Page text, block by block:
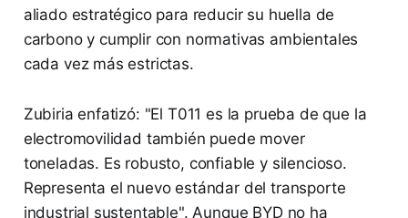
aliado estratégico para reducir su huella de
carbono y cumplir con normativas ambientales
cada vez más estrictas.
Zubiria enfatizó: "El T011 es la prueba de que la
electromovilidad también puede mover
toneladas. Es robusto, confiable y silencioso.
Representa el nuevo estándar del transporte
industrial sustentable". Aunque BYD no ha